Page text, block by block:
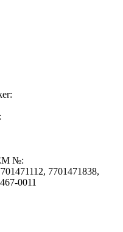
№:
7701471838,
0011